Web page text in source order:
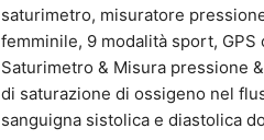
saturimetro, misuratore
femminile, 9 modalità sport,
Saturimetro & Misura pressione
di saturazione di ossigeno nel
sanguigna sistolica e diastolica